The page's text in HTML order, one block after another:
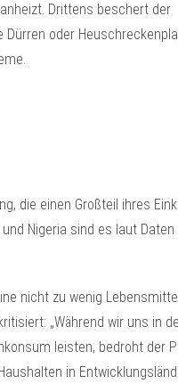
Drittens beschert der
oder
die einen Großteil ihres
Nigeria sind es laut
nicht zu wenig
„Während wir uns in
leisten, bedroht der
in